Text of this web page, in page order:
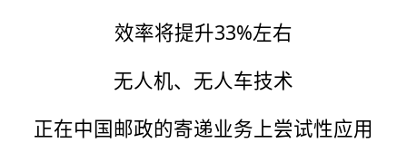
效率将提升33%左右
无人机、无人车技术
正在中国邮政的寄递业务上尝试性应用